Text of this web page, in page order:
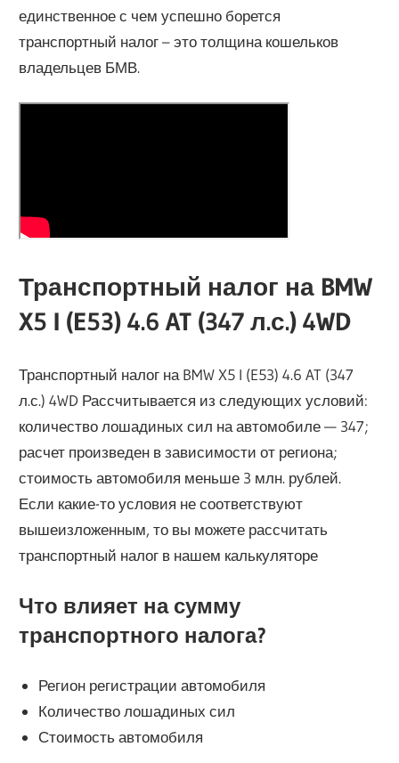
единственное с чем успешно борется
транспортный налог – это толщина кошельков
владельцев БМВ.
Транспортный налог на BMW
X5 I (E53) 4.6 AT (347 л.с.) 4WD
Транспортный налог на BMW X5 I (E53) 4.6 AT (347
л.с.) 4WD Рассчитывается из следующих условий:
количество лошадиных сил на автомобиле — 347;
расчет произведен в зависимости от региона;
стоимость автомобиля меньше 3 млн. рублей.
Если какие-то условия не соответствуют
вышеизложенным, то вы можете рассчитать
транспортный налог в нашем калькуляторе
Что влияет на сумму
транспортного налога?
Регион регистрации автомобиля
Количество лошадиных сил
Стоимость автомобиля